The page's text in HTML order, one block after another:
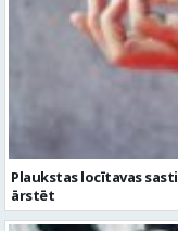
Plaukstas locītavas